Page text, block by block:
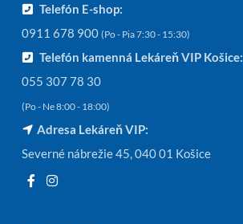
Telefón E-shop:
0911 678 900 (Po - Pia 7:30 - 15:30)
Telefón kamenná Lekáreň VIP Košice:
055 307 78 30
(Po - Ne 8:00 - 18:00)
Adresa Lekáreň VIP:
Severné nábrežie 45, 040 01 Košice